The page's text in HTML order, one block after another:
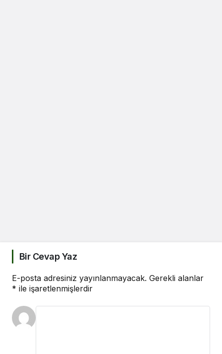
Bir Cevap Yaz
E-posta adresiniz yayınlanmayacak. Gerekli alanlar
* ile işaretlenmişlerdir